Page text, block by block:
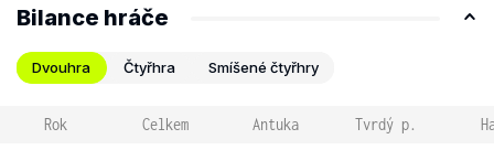
Bilance hráče
Dvouhra Čtyřhra Smíšené čtyřhry
Rok Celkem Antuka Tvrdý p.